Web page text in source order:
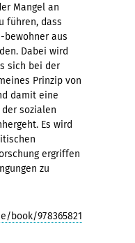
Mangel an
führen, dass
bewohner aus
Dabei wird
sich bei der
Prinzip von
damit eine
sozialen
Es wird
ergriffen
zu
book/978365821